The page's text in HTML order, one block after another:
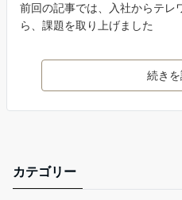
前回の記事では、入社からテレ
ら、課題を取り上げました
続き
カテゴリー